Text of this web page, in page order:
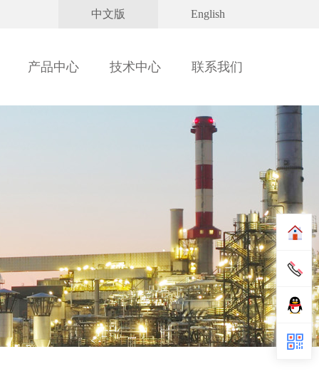
English
中文版
产品中心 技术中心 联系我们